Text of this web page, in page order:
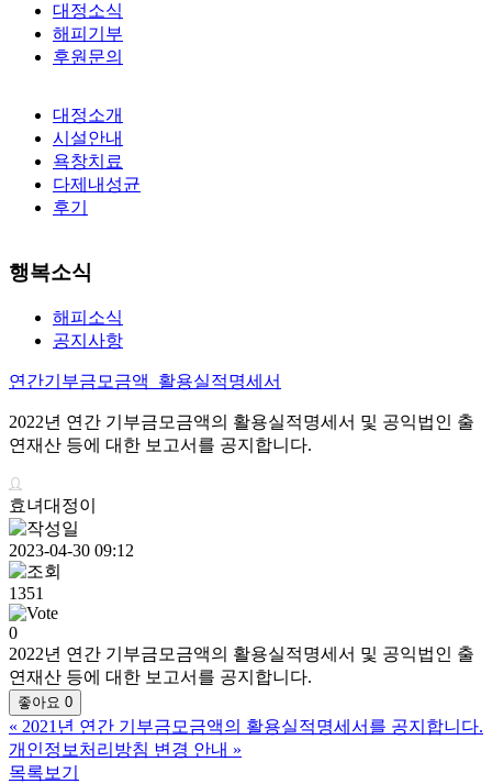
대정소식
해피기부
후원문의
대정소개
시설안내
욕창치료
다제내성균
후기
행복소식
해피소식
공지사항
연간기부금모금액_활용실적명세서
2022년 연간 기부금모금액의 활용실적명세서 및 공익법인 출
연재산 등에 대한 보고서를 공지합니다.
효녀대정이
2023-04-30 09:12
1351
0
2022년 연간 기부금모금액의 활용실적명세서 및 공익법인 출
연재산 등에 대한 보고서를 공지합니다.
좋아요 0
« 2021년 연간 기부금모금액의 활용실적명세서를 공지합니다.
개인정보처리방침 변경 안내 »
목록보기